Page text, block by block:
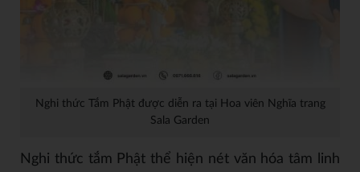
Nghi thức Tắm Phật được diễn ra tại Hoa viên Nghĩa trang
Sala Garden
Nghi thức tắm Phật thể hiện nét văn hóa tâm linh